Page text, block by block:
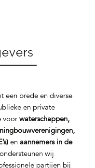
een brede en diverse
en private
voor waterschappen,
en aannemers in de
wij
partijen bij